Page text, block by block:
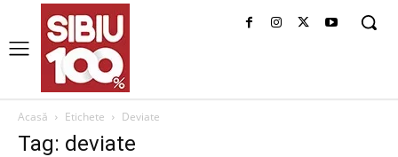
Acasă Etichete Deviate
Tag: deviate